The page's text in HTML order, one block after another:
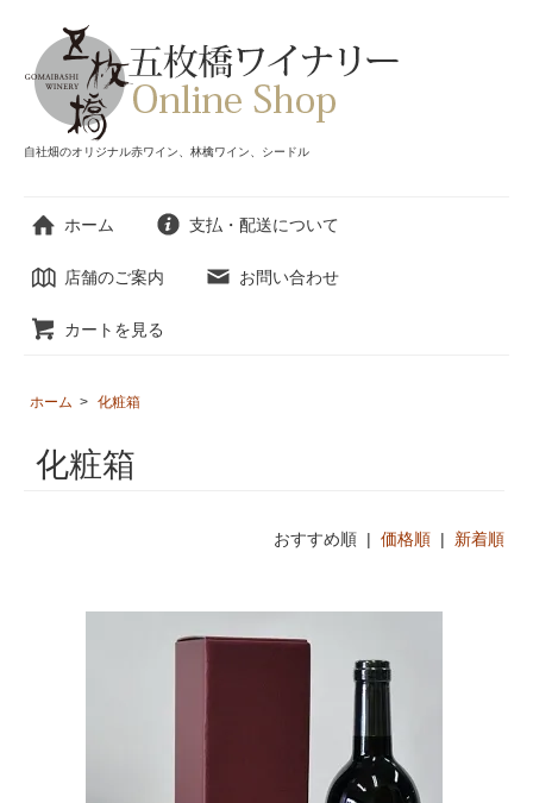
自社畑のオリジナル赤ワイン、林檎ワイン、シードル
ホーム 支払・配送について
店舗のご案内 お問い合わせ
カートを見る
ホーム > 化粧箱
化粧箱
おすすめ順 | 価格順| 新着順